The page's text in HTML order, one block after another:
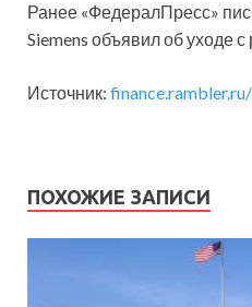
Ранее «ФедералПресс»
Siemens объявил об уходе
Источник: finance.rambler.ru/
ПОХОЖИЕ ЗАПИСИ